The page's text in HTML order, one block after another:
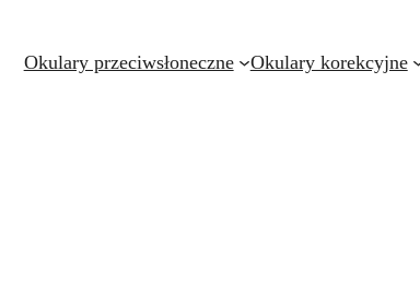
Okulary przeciwsłoneczne Okulary korekcyjne